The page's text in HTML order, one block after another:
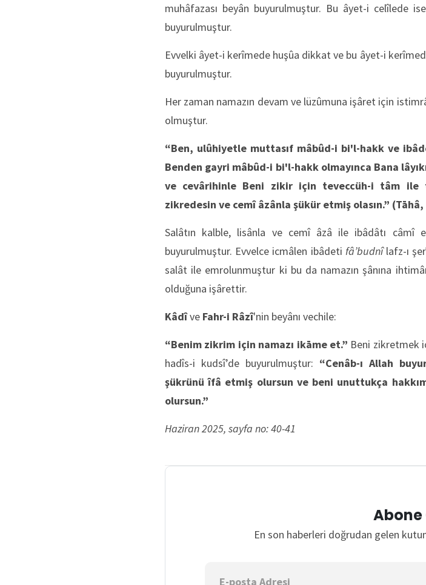
muhâfazası beyân buyurulmuştur. Bu âyet-i celîlede
buyurulmuştur.
Evvelki âyet-i kerîmede huşûa dikkat ve bu âyet-i
buyurulmuştur.
Her zaman namazın devam ve lüzûmuna işâret için
olmuştur.
“Ben, ulûhiyetle muttasıf mâbûd-i bi'l-hakk ve
Benden gayri mâbûd-i bi'l-hakk olmayınca Bana
ve cevârihinle Beni zikir için teveccüh-i tâm ile
zikredesin ve cemî âzânla şükür etmiş olasın.”
Salâtın kalble, lisânla ve cemî âzâ ile ibâdâtı
buyurulmuştur. Evvelce icmâlen ibâdeti fâ’budnîlafz-ı
salât ile emrolunmuştur ki bu da namazın şânına
olduğuna işârettir.
Kâdîve Fahr-i Râzî'nin beyânı vechile:
“Benim zikrim için namazı ikāme et.” Beni zikretmek
hadîs-i kudsî’de buyurulmuştur: “Cenâb-ı Allah
şükrünü îfâ etmiş olursun ve beni unuttukça
olursun.”
Haziran 2025, sayfa no: 40-41
Abone
En son haberleri doğrudan gelen